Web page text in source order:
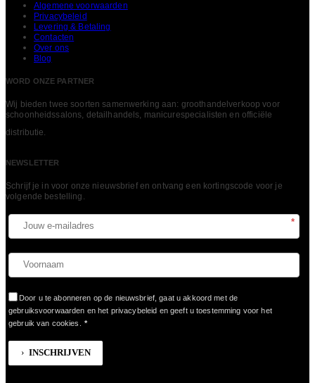
Algemene voorwaarden
Privacybeleid
Levering & Betaling
Contacten
Over ons
Blog
WORD ONZE PARTNER
Wij bieden twee soorten samenwerking aan: groothandelverkoop voor
schoonheidssalons, detailhandels, manicurespecialisten en officiële
distributie.
NEWSLETTER
Schrijf je in voor onze nieuwsbrief en ontvang een kortingscode voor je
volgende bestelling.​
*
Door u te abonneren op de nieuwsbrief, gaat u akkoord met de
gebruiksvoorwaarden en het privacybeleid en geeft u toestemming voor het
gebruik van cookies.
*
INSCHRIJVEN